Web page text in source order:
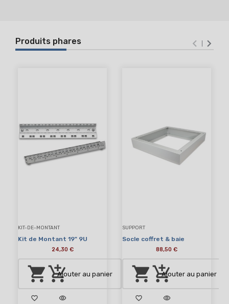
Produits phares
KIT-DE-MONTANT
Kit de Montant 19" 9U
24,30 €
shopping_cartadd_shopping_cartAjouter au panier
favorite_border visibility
SUPPORT
Socle coffret & baie
88,50 €
shopping_cartadd_shopping_cartAjouter au panier
favorite_border visibility
 